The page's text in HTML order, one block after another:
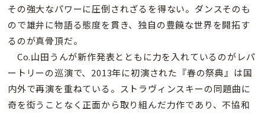
その強大なパワーに圧倒されざるを得ない。ダンスそのも
ので雄弁に物語る態度を貫き、独自の豊饒な世界を開拓す
るのが真骨頂だ。
Co.山田うんが新作発表とともに力を入れているのがレパ
ートリーの巡演で、2013年に初演された『春の祭典』は国
内外で再演を重ねている。ストラヴィンスキーの同題曲に
奇を衒うことなく正面から取り組んだ力作であり、不協和